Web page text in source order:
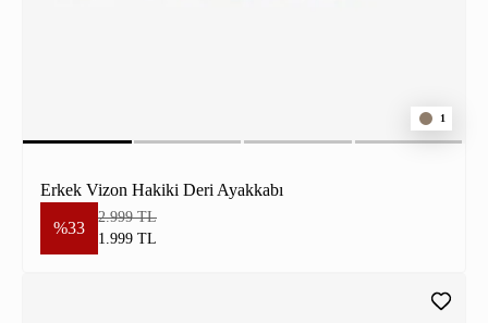
1
Erkek Vizon Hakiki Deri Ayakkabı
%33
2.999 TL
1.999 TL